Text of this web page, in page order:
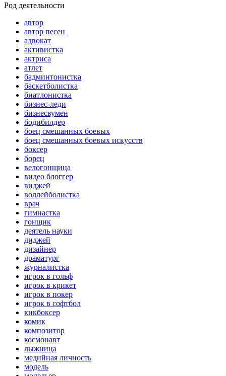
Род деятельности
автор
автор песен
адвокат
активистка
актриса
атлет
бадминтонистка
баскетболистка
биатлонистка
бизнес-леди
бизнесвумен
бодибилдер
боец смешанных боевых
боец смешанных боевых искусств
боксер
борец
велогонщица
видео блоггер
виджей
воллейболистка
врач
гимнастка
гонщик
деятель науки
диджей
дизайнер
драматург
журналистка
игрок в гольф
игрок в крикет
игрок в покер
игрок в софтбол
кикбоксер
комик
композитор
космонавт
лыжница
медийная личность
модель